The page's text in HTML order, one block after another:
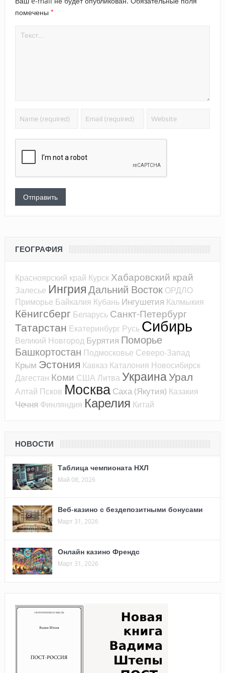
помечены *
ГЕОГРАФИЯ
Красноярский край Курск Хабаровский край
Залесье ИнгрияДальний Восток ОРДЛО
Приморье Байкалия Кубань Ингушетия Калмыкия
Кёнигсберг Беларусь Санкт-Петербург
Татарстан Екатеринбург Русь Сибирь
Великий Новгород Бурятия Поморье
Башкортостан Подмосковье Северо-Запад
Крым Эстония Кавказ Каталония Новосибирск
Дагестан Коми США Литва УкраинаУрал
Алтай Псков Москва Саха (Якутия) Казакия
Чечня Финляндия Карелия Китай
НОВОСТИ
Таблица чемпионата НХЛ
Май 08, 2026
Веб-казино с бездепозитными бонусами
Март 31, 2026
Онлайн казино Френдс
Март 31, 2026